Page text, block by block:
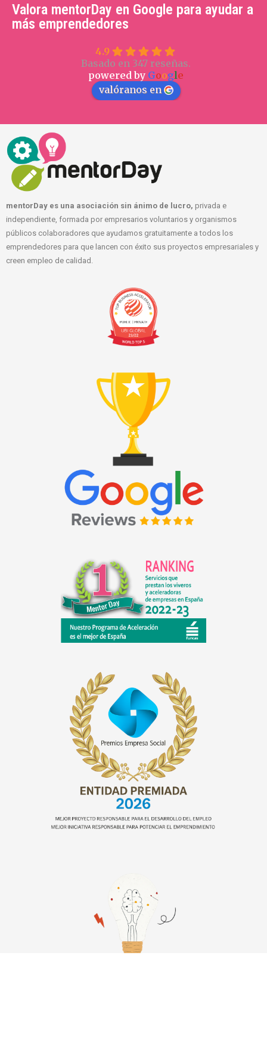
Valora mentorDay en Google para ayudar a
más emprendedores
4.9
Basado en 347 reseñas.
powered by Google
valóranos en
mentorDay es una asociación sin ánimo de lucro, privada e
independiente, formada por empresarios voluntarios y organismos
públicos colaboradores que ayudamos gratuitamente a todos los
emprendedores para que lancen con éxito sus proyectos empresariales y
creen empleo de calidad.